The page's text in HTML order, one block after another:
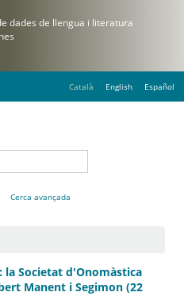
Català English Español
Cerca avançada
la Societat d'Onomàstica
Manent i Segimon (22